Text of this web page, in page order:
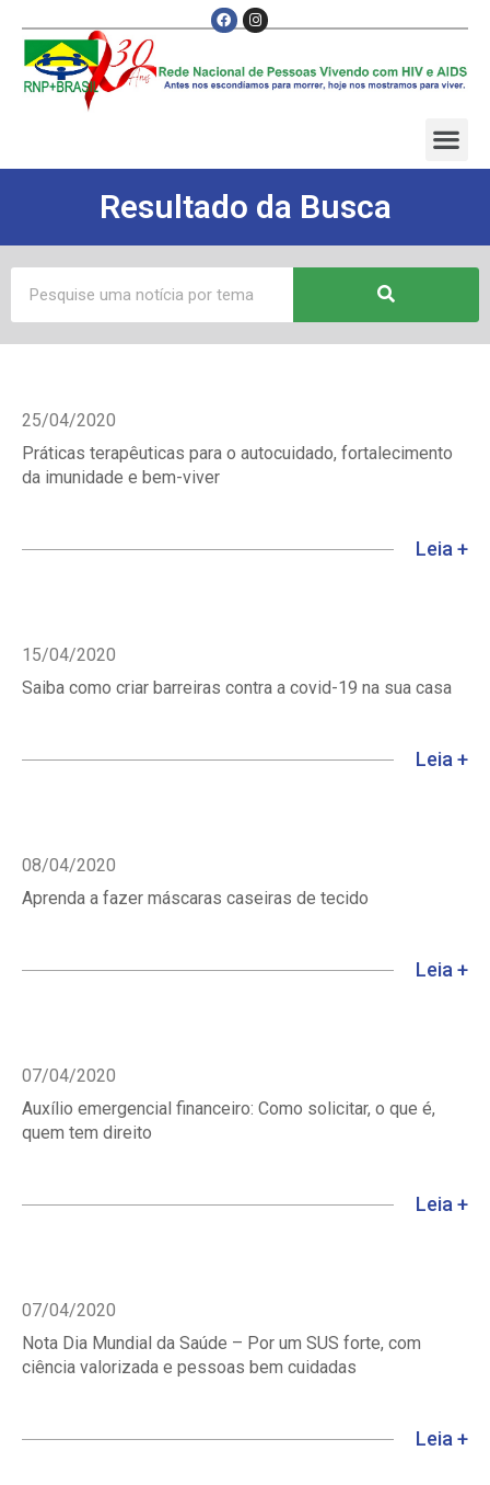
Resultado da Busca
25/04/2020
Práticas terapêuticas para o autocuidado, fortalecimento
da imunidade e bem-viver
Leia +
15/04/2020
Saiba como criar barreiras contra a covid-19 na sua casa
Leia +
08/04/2020
Aprenda a fazer máscaras caseiras de tecido
Leia +
07/04/2020
Auxílio emergencial financeiro: Como solicitar, o que é,
quem tem direito
Leia +
07/04/2020
Nota Dia Mundial da Saúde – Por um SUS forte, com
ciência valorizada e pessoas bem cuidadas
Leia +